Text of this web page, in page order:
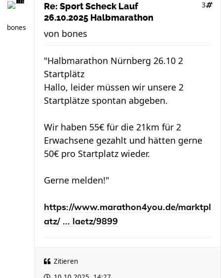
bones
Re: Sport Scheck Lauf
26.10.2025 Halbmarathon
3
von bones
"Halbmarathon Nürnberg 26.10 2
Startplätz
Hallo, leider müssen wir unsere 2
Startplätze spontan abgeben.
Wir haben 55€ für die 21km für 2
Erwachsene gezahlt und hätten gerne
50€ pro Startplatz wieder.
Gerne melden!"
https://www.marathon4you.de/marktpl
atz/ ... laetz/9899
Zitieren